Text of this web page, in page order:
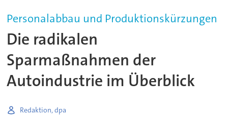
Personalabbau und Produktionskürzungen
Die radikalen
Sparmaßnahmen der
Autoindustrie im Überblick
Redaktion, dpa